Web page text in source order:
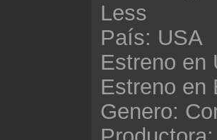
Less
País: USA
Estreno en
Estreno en
Genero: